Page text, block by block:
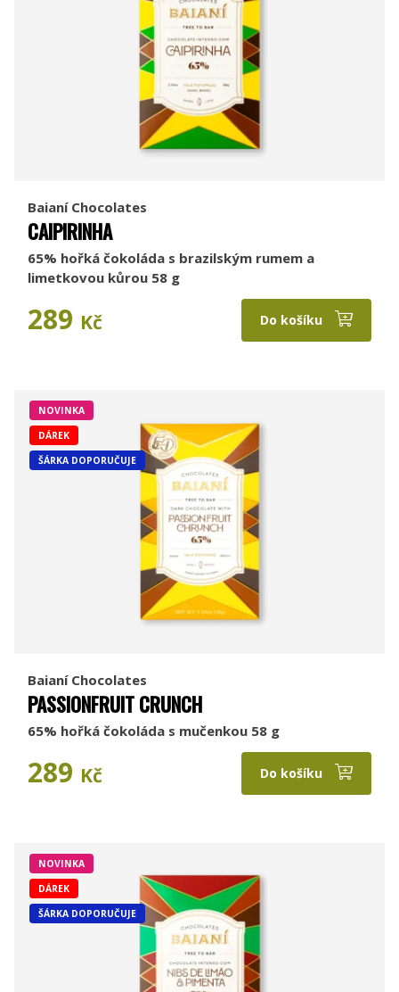
Baianí Chocolates
CAIPIRINHA
65% hořká čokoláda s brazilským rumem a
limetkovou kůrou 58 g
289 Kč Do košíku
NOVINKA
DÁREK
ŠÁRKA DOPORUČUJE
Baianí Chocolates
PASSIONFRUIT CRUNCH
65% hořká čokoláda s mučenkou 58 g
289 Kč Do košíku
NOVINKA
DÁREK
ŠÁRKA DOPORUČUJE